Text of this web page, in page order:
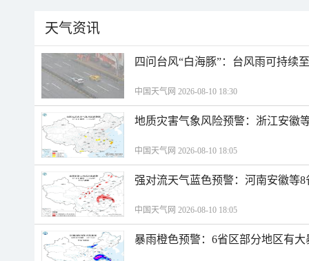
天气资讯
四问台风“白海豚”：台风雨可持续
中国天气网 2026-08-10 18:30
地质灾害气象风险预警：浙江安徽
中国天气网 2026-08-10 18:05
强对流天气蓝色预警：河南安徽等
中国天气网 2026-08-10 18:05
暴雨橙色预警：6省区部分地区有